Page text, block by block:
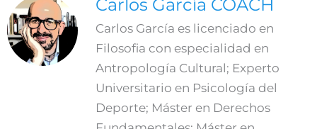
Carlos García COACH
Carlos García es licenciado en
Filosofia con especialidad en
Antropología Cultural; Experto
Universitario en Psicología del
Deporte; Máster en Derechos